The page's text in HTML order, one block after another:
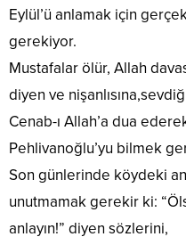
Eylül’ü anlamak için
gerekiyor.
Mustafalar ölür, Allah
diyen ve
Cenab-ı Allah’a dua
Pehlivanoğlu’yu bilmek
Son günlerinde köydeki
unutmamak gerekir ki:
anlayın!” diyen sözlerini,